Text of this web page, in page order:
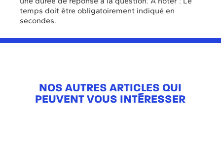
temps doit être obligatoirement indiqué en
secondes.
NOS AUTRES ARTICLES QUI
PEUVENT VOUS INTÉRESSER